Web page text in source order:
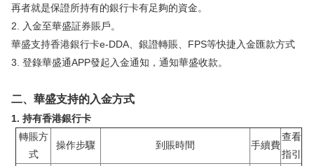
再者就是保證所持有的銀行卡有足夠的資金。
2. 入金至華盛証券賬戶。
華盛支持香港銀行卡e-DDA、銀證轉賬、FPS等快捷入金匯款方式
3. 登錄華盛通APP發起入金通知，通知華盛收款。
二、華盛支持的入金方式
1. 持有香港銀行卡
轉賬方
式
操作步驟 到賬時間 手續費
查看
指引